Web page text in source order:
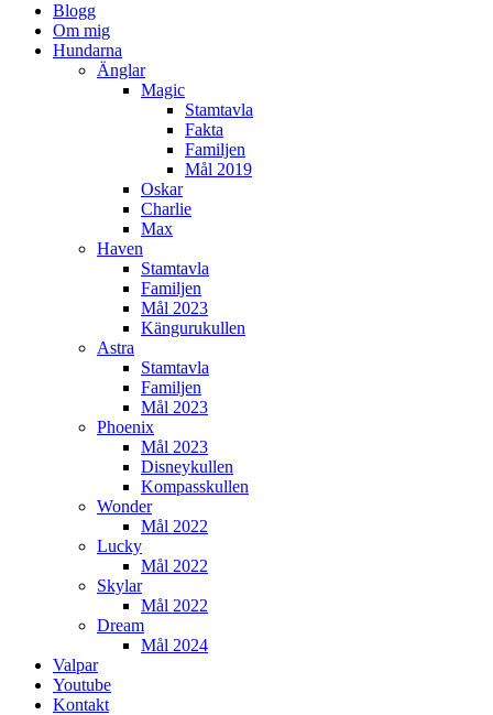
innehåll
Freestylehundar.se
Blogg
Om mig
Hundarna
Änglar
Magic
Stamtavla
Fakta
Familjen
Mål 2019
Oskar
Charlie
Max
Haven
Stamtavla
Familjen
Mål 2023
Kängurukullen
Astra
Stamtavla
Familjen
Mål 2023
Phoenix
Mål 2023
Disneykullen
Kompasskullen
Wonder
Mål 2022
Lucky
Mål 2022
Skylar
Mål 2022
Dream
Mål 2024
Valpar
Youtube
Kontakt